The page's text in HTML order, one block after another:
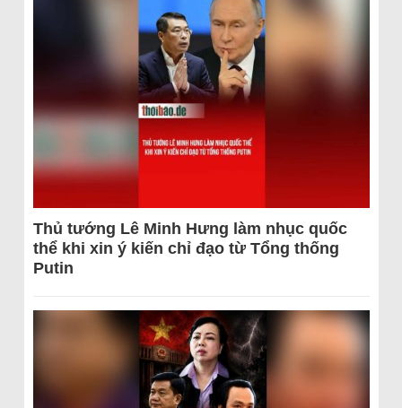
Thủ tướng Lê Minh Hưng làm nhục quốc
thể khi xin ý kiến chỉ đạo từ Tổng thống
Putin